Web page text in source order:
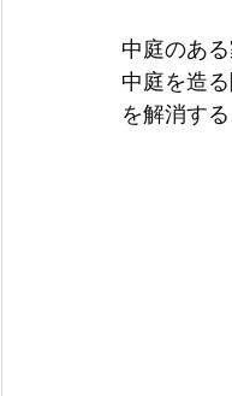
中庭のあ
中庭を造
を解消す